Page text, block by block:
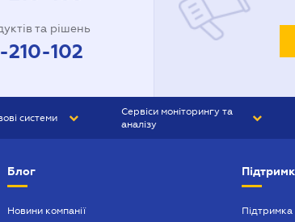
та рішень
102
системи
Сервіси моніторингу та
аналізу
Блог
Новини компанії Підтримка